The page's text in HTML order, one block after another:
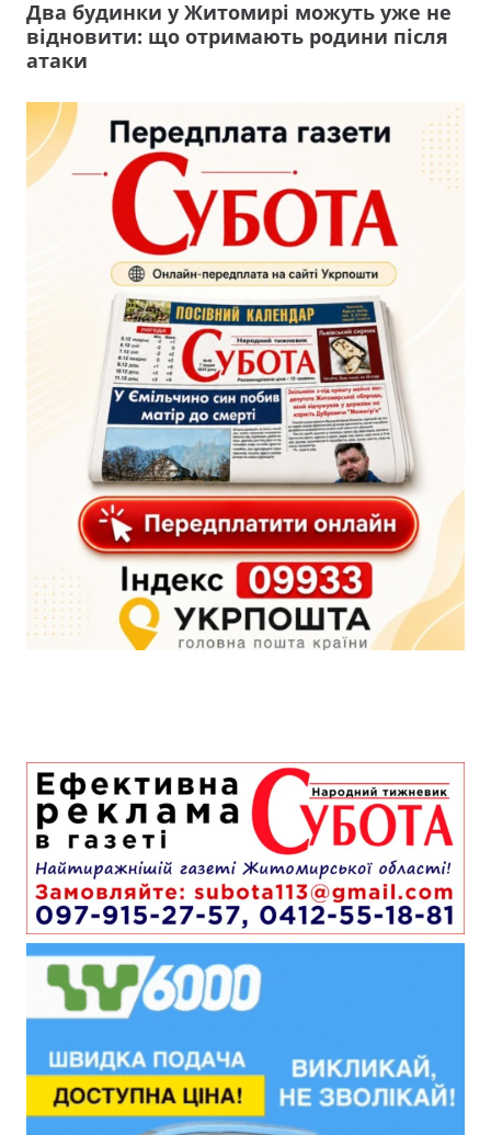
Два будинки у Житомирі можуть уже не
відновити: що отримають родини після
атаки